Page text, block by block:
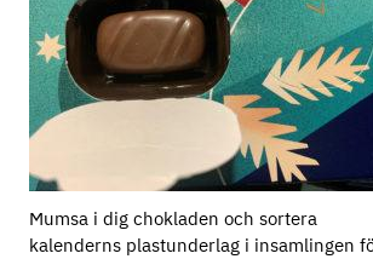
Mumsa i dig chokladen och sortera
kalenderns plastunderlag i insamlingen